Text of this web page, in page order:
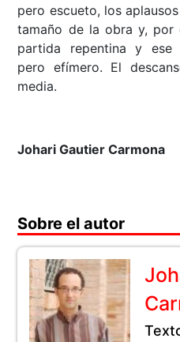
pero escueto, los
tamaño de la obra y, por
partida repentina y ese
pero efímero. El
media.
Johari Gautier Carmona
Sobre el autor